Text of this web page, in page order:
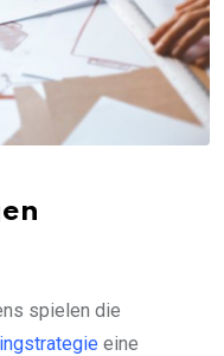
spielen die
eine